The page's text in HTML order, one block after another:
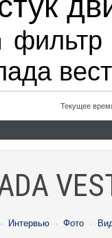
Текущее
· Интервью · Фото ·